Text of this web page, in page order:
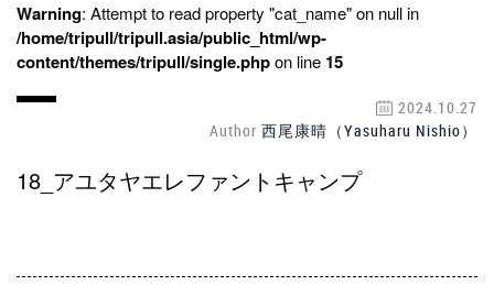
Warning: Attempt to read property "cat_name" on null in
/home/tripull/tripull.asia/public_html/wp-
content/themes/tripull/single.phpon line 15
2024.10.27
Author 西尾康晴（Yasuharu Nishio）
18_アユタヤエレファントキャンプ